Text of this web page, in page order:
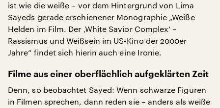
ist wie die weiße – vor dem Hintergrund von Lima
Sayeds gerade erschienener Monographie „Weiße
Helden im Film. Der ‚White Savior Complex‘ –
Rassismus und Weißsein im US-Kino der 2000er
Jahre“ findet sich hierin auch eine Ironie.
Filme aus einer oberflächlich aufgeklärten Zeit
Denn, so beobachtet Sayed: Wenn schwarze Figuren
in Filmen sprechen, dann reden sie – anders als weiße